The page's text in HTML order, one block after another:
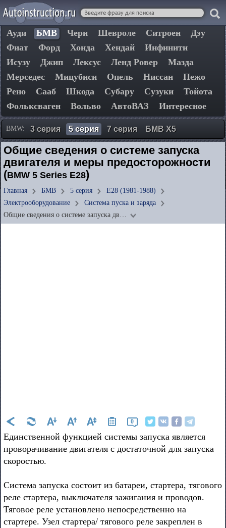
Ауди БМВ Чери Шевроле Ситроен
Дэу
Фиат
Форд Хонда Хендай
Инфинити
Исузу
Джип Лексус Ленд Ровер
Мазда
Мерседес
Мицубиси Опель Ниссан
Пежо
Рено
Сааб Шкода Субару Сузуки
Тойота
Фольксваген
Вольво АвтоВАЗ Интересное
BMW: 3 серия 5 серия 7 серия БМВ Х5
Общие сведения о системе запуска
двигателя и меры предосторожности
(BMW 5 Series E28)
Главная БМВ 5 серия
E28 (1981-1988)
Электрооборудование
Система пуска и заряда
Общие сведения о системе запуска дв…
0
Единственной функцией системы запуска является
проворачивание двигателя с достаточной для запуска
скоростью.
Система запуска состоит из батареи, стартера, тягового
реле стартера, выключателя зажигания и проводов.
Тяговое реле установлено непосредственно на
стартере. Узел стартера/ тягового реле закреплен в